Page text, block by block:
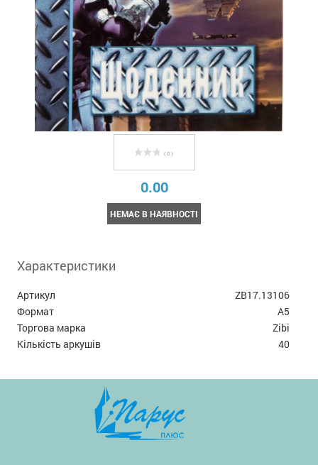
( 0 )
0.00
НЕМАЄ В НАЯВНОСТІ
Характеристики
Артикул
ZB17.13106
Формат
А5
Торгова марка
Zibi
Кількість аркушів
40